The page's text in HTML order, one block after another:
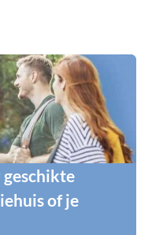
geschikte
of je